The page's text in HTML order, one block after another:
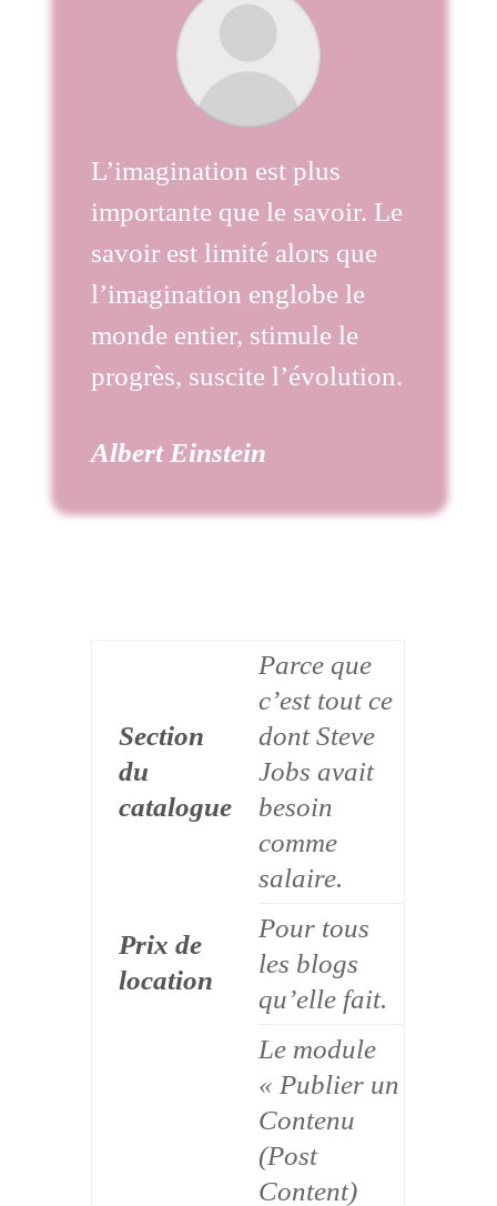
L’imagination est plus
importante que le savoir. Le
savoir est limité alors que
l’imagination englobe le
monde entier, stimule le
progrès, suscite l’évolution.
Albert Einstein
Section
du
catalogue
Parce que
c’est tout ce
dont Steve
Jobs avait
besoin
comme
salaire.
Prix de
location
Pour tous
les blogs
qu’elle fait.
Le module
« Publier un
Contenu
(Post
Content)